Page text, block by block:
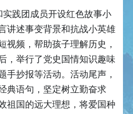
践团成员开设红色故事小
讲述事变背景和抗战小英雄
视频，帮助孩子理解历史，
，举行了党史国情知识趣味
手抄报等活动。活动尾声，
典语句，坚定树立勤奋求
祖国的远大理想，将爱国种